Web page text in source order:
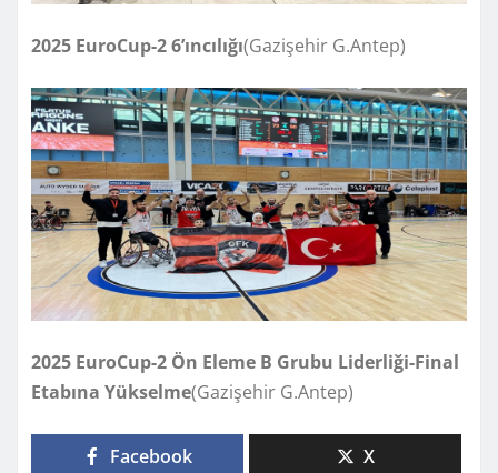
2025 EuroCup-2 6’ıncılığı(Gazişehir G.Antep)
2025 EuroCup-2 Ön Eleme B Grubu Liderliği-Final
Etabına Yükselme(Gazişehir G.Antep)
Facebook X